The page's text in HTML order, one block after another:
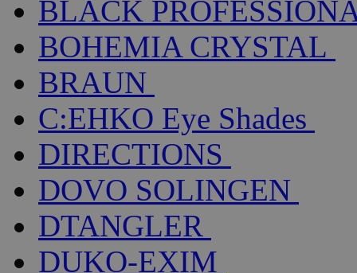
BLACK
BOHEMIA CRYSTAL
BRAUN
C:EHKO Eye Shades
DIRECTIONS
DOVO SOLINGEN
DTANGLER
DUKO-EXIM